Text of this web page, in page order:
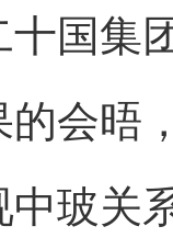
十国集
会晤
玻关